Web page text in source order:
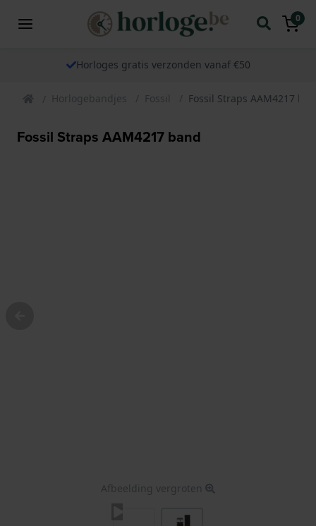
0
Horloges gratis verzonden vanaf €50
Horlogebandjes Fossil Fossil Straps AAM4217
Fossil Straps AAM4217 band
Afbeelding vergroten